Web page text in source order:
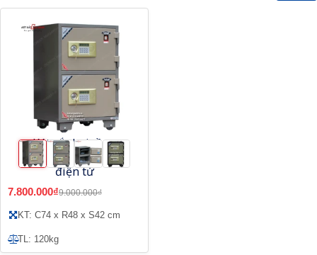
Két sắt hai tầng
Gudbank GB350EE
điện tử
7.800.000₫9.000.000₫
KT: C74 x R48 x S42 cm
TL: 120kg